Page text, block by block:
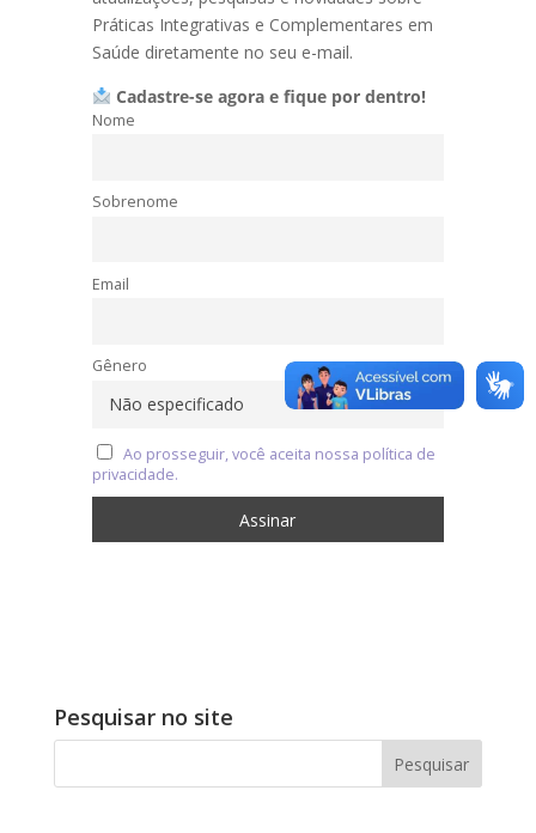
Práticas Integrativas e Complementares em
Saúde diretamente no seu e-mail.
Cadastre-se agora e fique por dentro!
Nome
Sobrenome
Email
Gênero
Ao prosseguir, você aceita nossa política de
privacidade.
Pesquisar no site